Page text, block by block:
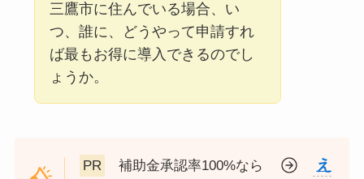
三鷹市に住んでいる場合、い
つ、誰に、どうやって申請すれ
ば最もお得に導入できるのでし
ょうか。
PR 補助金承認率100%なら
え